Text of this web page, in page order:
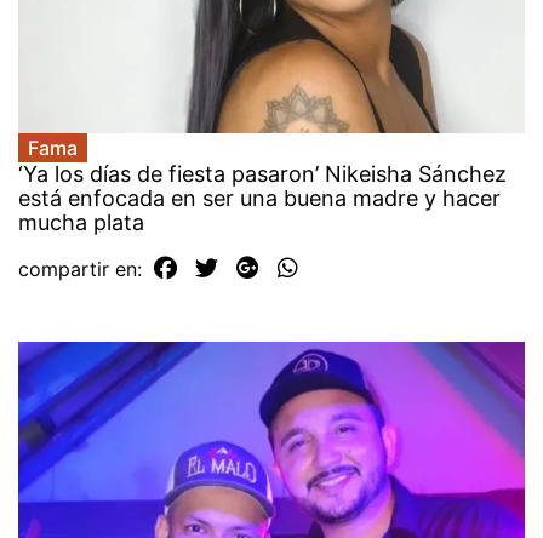
Fama
‘Ya los días de fiesta pasaron’ Nikeisha Sánchez
está enfocada en ser una buena madre y hacer
mucha plata
compartir en: